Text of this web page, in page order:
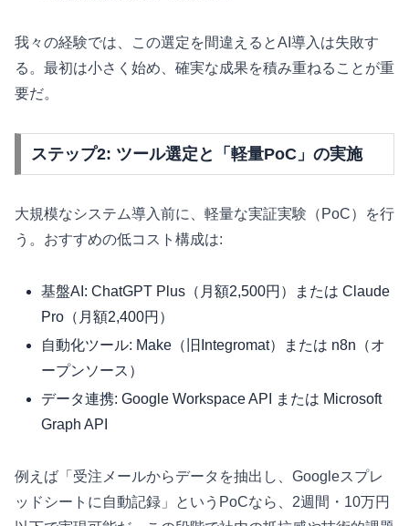
我々の経験では、この選定を間違えるとAI導入は失敗す
る。最初は小さく始め、確実な成果を積み重ねることが重
要だ。
ステップ2: ツール選定と「軽量PoC」の実施
大規模なシステム導入前に、軽量な実証実験（PoC）を行
う。おすすめの低コスト構成は:
基盤AI: ChatGPT Plus（月額2,500円）または Claude
Pro（月額2,400円）
自動化ツール: Make（旧Integromat）または n8n（オ
ープンソース）
データ連携: Google Workspace API または Microsoft
Graph API
例えば「受注メールからデータを抽出し、Googleスプレ
ッドシートに自動記録」というPoCなら、2週間・10万円